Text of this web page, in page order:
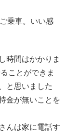
乗車。いい感
時間はかかりま
ことができま
と思いました
金が無いことを
んは家に電話す